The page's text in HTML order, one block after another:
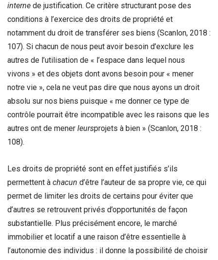
interne de justification. Ce critère structurant pose des
conditions à l’exercice des droits de propriété et
notamment du droit de transférer ses biens (Scanlon, 2018 :
107). Si chacun de nous peut avoir besoin d’exclure les
autres de l’utilisation de « l’espace dans lequel nous
vivons » et des objets dont avons besoin pour « mener
notre vie », cela ne veut pas dire que nous ayons un droit
absolu sur nos biens puisque « me donner ce type de
contrôle pourrait être incompatible avec les raisons que les
autres ont de mener leursprojets à bien » (Scanlon, 2018 :
108).
Les droits de propriété sont en effet justifiés s’ils
permettent à chacun d’être l’auteur de sa propre vie, ce qui
permet de limiter les droits de certains pour éviter que
d’autres se retrouvent privés d’opportunités de façon
substantielle. Plus précisément encore, le marché
immobilier et locatif a une raison d’être essentielle à
l’autonomie des individus : il donne la possibilité de choisir